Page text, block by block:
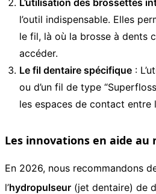
l’outil indispensable. Elles
le fil, là où la brosse à dents
accéder.
Le fil dentaire spécifique :
ou d’un fil de type
les espaces de contact entre
Les innovations en aide au
En 2026, nous recommandons
l’hydropulseur (jet dentaire) de